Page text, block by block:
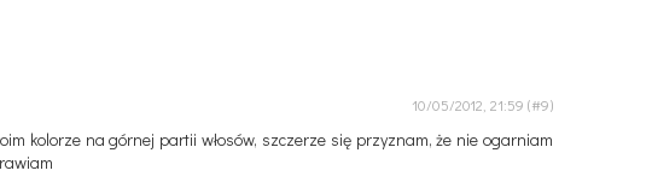
10/05/2012, 21:59
kolorze na górnej partii włosów, szczerze się przyznam, że nie ogarniam